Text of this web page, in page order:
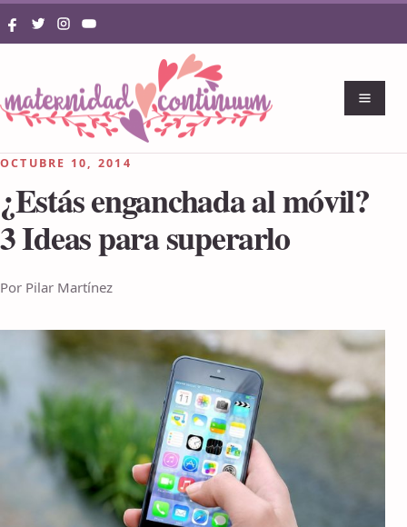
OCTUBRE 10, 2014
¿Estás enganchada al móvil?
3 Ideas para superarlo
Por Pilar Martínez